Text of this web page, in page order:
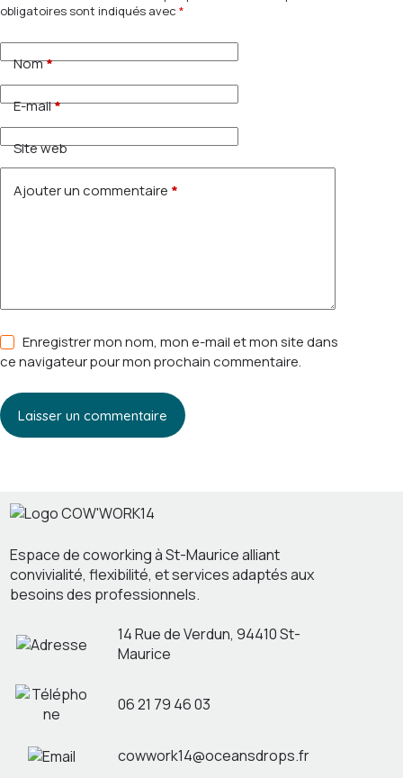
obligatoires sont indiqués avec *
Nom*
E-mail*
Site web
Ajouter un commentaire *
Enregistrer mon nom, mon e-mail et mon site dans
ce navigateur pour mon prochain commentaire.
Laisser un commentaire
Espace de coworking à St-Maurice alliant
convivialité, flexibilité, et services adaptés aux
besoins des professionnels.
14 Rue de Verdun, 94410 St-
Maurice
06 21 79 46 03
cowwork14@oceansdrops.fr